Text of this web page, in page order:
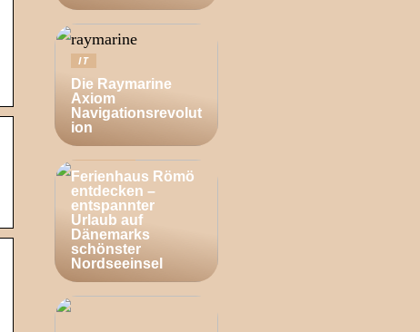
IT
Die Raymarine
Axiom
Navigationsrevolut
ion
Ferienhaus Römö
entdecken –
entspannter
Urlaub auf
Dänemarks
schönster
Nordseeinsel